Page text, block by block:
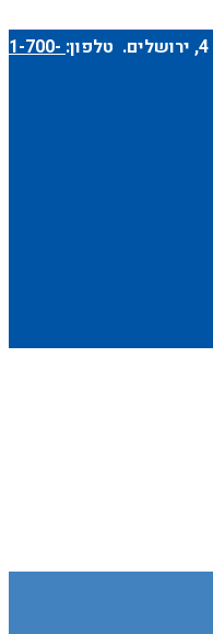
, ירושלים. טלפון: 1-700-